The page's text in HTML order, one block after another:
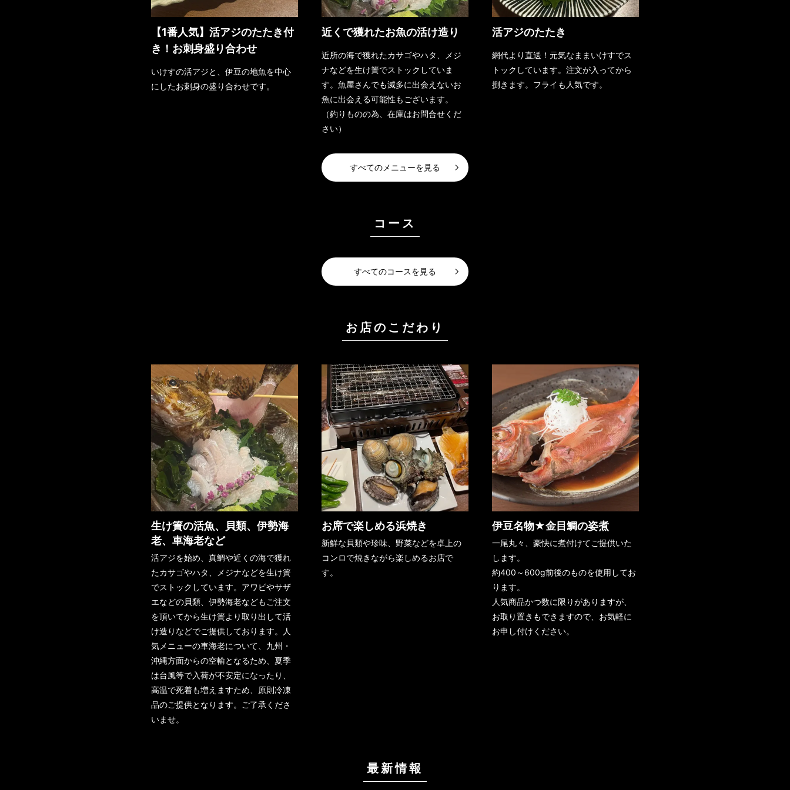
【1番人気】活アジのたたき付
き！お刺身盛り合わせ
いけすの活アジと、伊豆の地魚を中心
にしたお刺身の盛り合わせです。
近くで獲れたお魚の活け造り
近所の海で獲れたカサゴやハタ、メジ
ナなどを生け簀でストックしていま
す。魚屋さんでも滅多に出会えないお
魚に出会える可能性もございます。
（釣りものの為、在庫はお問合せくだ
さい）
活アジのたたき
網代より直送！元気なままいけすでス
トックしています。注文が入ってから
捌きます。フライも人気です。
すべてのメニューを見る
コース
すべてのコースを見る
お店のこだわり
生け簀の活魚、貝類、伊勢海
老、車海老など
活アジを始め、真鯛や近くの海で獲れ
たカサゴやハタ、メジナなどを生け簀
でストックしています。アワビやサザ
エなどの貝類、伊勢海老などもご注文
を頂いてから生け簀より取り出して活
け造りなどでご提供しております。人
気メニューの車海老について、九州・
沖縄方面からの空輸となるため、夏季
は台風等で入荷が不安定になったり、
高温で死着も増えますため、原則冷凍
品のご提供となります。ご了承くださ
いませ。
お席で楽しめる浜焼き
新鮮な貝類や珍味、野菜などを卓上の
コンロで焼きながら楽しめるお店で
す。
伊豆名物★金目鯛の姿煮
一尾丸々、豪快に煮付けてご提供いた
します。
約400～600g前後のものを使用してお
ります。
人気商品かつ数に限りがありますが、
お取り置きもできますので、お気軽に
お申し付けください。
最新情報